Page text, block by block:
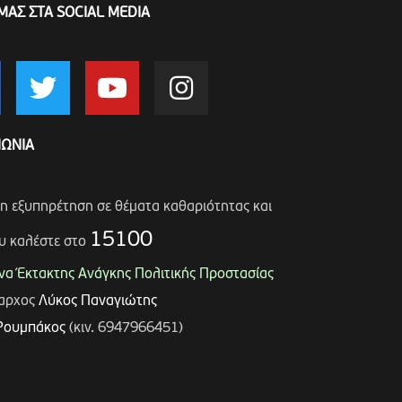
ΣΤΑ SOCIAL MEDIA
εξυπηρέτηση σε θέματα καθαριότητας και
καλέστε στο 15100
Έκτακτης Ανάγκης Πολιτικής Προστασίας
Λύκος Παναγιώτης
(κιν. 6947966451)